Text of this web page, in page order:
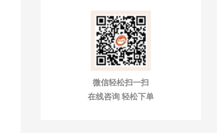
微信轻松扫一扫
在线咨询 轻松下单